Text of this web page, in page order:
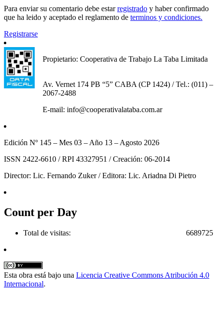
Para enviar su comentario debe estarregistrado y haber confirmado
que ha leido y aceptado el reglamento de terminos y condiciones.
Registrarse
Propietario: Cooperativa de Trabajo La Taba Limitada
Av. Vernet 174 PB “5” CABA (CP 1424) / Tel.: (011) –
2067-2488
E-mail: info@cooperativalataba.com.ar
Edición Nº 145 – Mes 03 – Año 13 – Agosto 2026
ISSN 2422-6610 / RPI 43327951 / Creación: 06-2014
Director: Lic. Fernando Zuker / Editora: Lic. Ariadna Di Pietro
Count per Day
6689725
Total de visitas:
Esta obra está bajo una Licencia Creative Commons Atribución 4.0
Internacional.